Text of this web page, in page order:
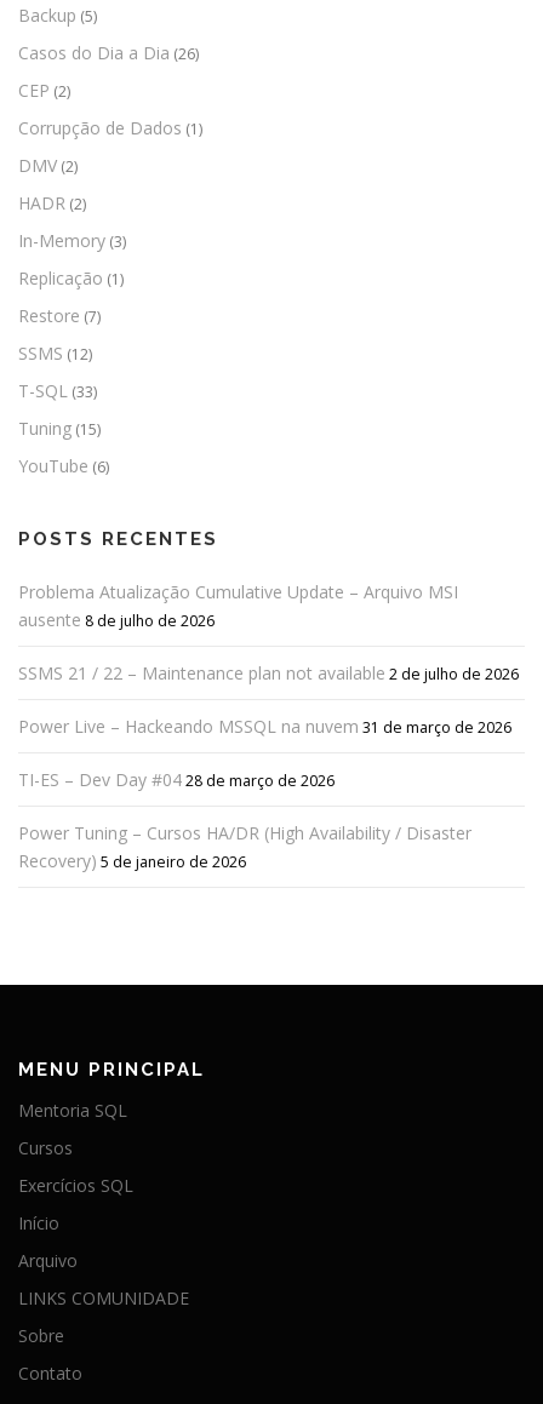
Backup (5)
Casos do Dia a Dia (26)
CEP (2)
Corrupção de Dados (1)
DMV (2)
HADR (2)
In-Memory (3)
Replicação (1)
Restore (7)
SSMS (12)
T-SQL (33)
Tuning (15)
YouTube (6)
POSTS RECENTES
Problema Atualização Cumulative Update – Arquivo MSI
ausente 8 de julho de 2026
SSMS 21 / 22 – Maintenance plan not available 2 de julho de 2026
Power Live – Hackeando MSSQL na nuvem 31 de março de 2026
TI-ES – Dev Day #0428 de março de 2026
Power Tuning – Cursos HA/DR (High Availability / Disaster
Recovery) 5 de janeiro de 2026
MENU PRINCIPAL
Mentoria SQL
Cursos
Exercícios SQL
Início
Arquivo
LINKS COMUNIDADE
Sobre
Contato